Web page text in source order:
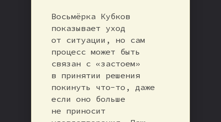
Восьмёрка Кубков
показывает уход
от ситуации, но сам
процесс может быть
связан с «застоем»
в принятии решения
покинуть что-то, даже
если оно больше
не приносит